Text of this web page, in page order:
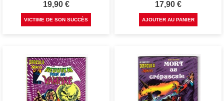
Prix
19,90 €
VICTIME DE SON SUCCÈS
Prix
17,90 €
AJOUTER AU PANIER